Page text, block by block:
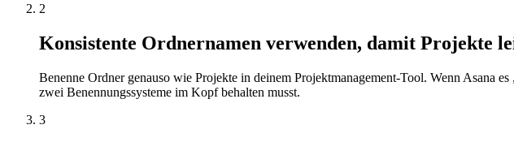
2
Konsistente Ordnernamen verwenden, damit Projekte
Benenne Ordner genauso wie Projekte in deinem Projektmanagement-Tool. Wenn Asana
zwei Benennungssysteme im Kopf behalten musst.
3